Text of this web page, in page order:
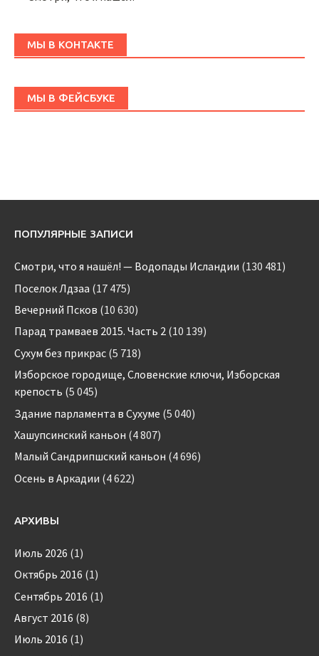
МЫ В КОНТАКТЕ
МЫ В ФЕЙСБУКЕ
ПОПУЛЯРНЫЕ ЗАПИСИ
Смотри, что я нашёл! — Водопады Исландии (130 481)
Поселок Лдзаа (17 475)
Вечерний Псков (10 630)
Парад трамваев 2015. Часть 2 (10 139)
Сухум без прикрас (5 718)
Изборское городище, Словенские ключи, Изборская
крепость (5 045)
Здание парламента в Сухуме (5 040)
Хашупсинский каньон (4 807)
Малый Сандрипшский каньон (4 696)
Осень в Аркадии (4 622)
АРХИВЫ
Июль 2026 (1)
Октябрь 2016 (1)
Сентябрь 2016 (1)
Август 2016 (8)
Июль 2016 (1)